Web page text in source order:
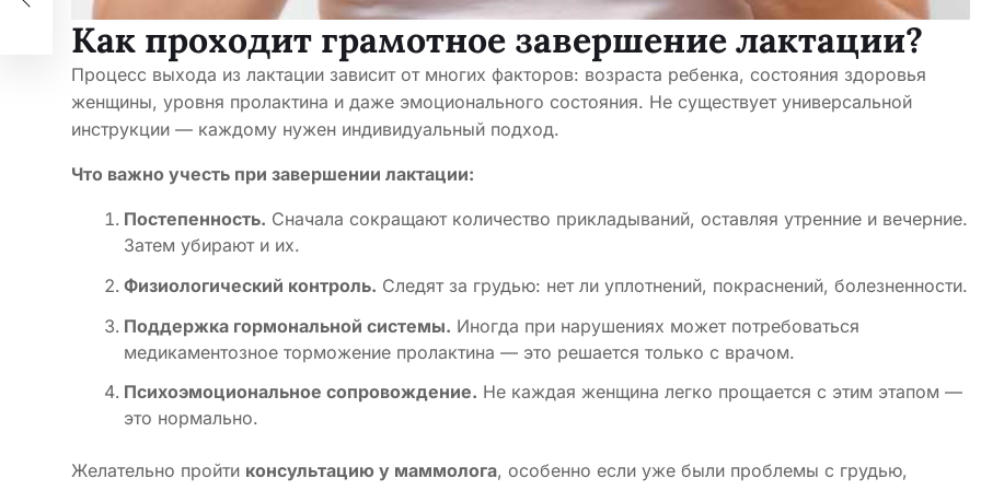
Как проходит грамотное завершение лактации?
Процесс выхода из лактации зависит от многих факторов: возраста ребенка, состояния здоровья
женщины, уровня пролактина и даже эмоционального состояния. Не существует универсальной
инструкции — каждому нужен индивидуальный подход.
Что важно учесть при завершении лактации:
Постепенность. Сначала сокращают количество прикладываний, оставляя утренние и вечерние.
Затем убирают и их.
Физиологический контроль. Следят за грудью: нет ли уплотнений, покраснений, болезненности.
Поддержка гормональной системы. Иногда при нарушениях может потребоваться
медикаментозное торможение пролактина — это решается только с врачом.
Психоэмоциональное сопровождение. Не каждая женщина легко прощается с этим этапом —
это нормально.
Желательно пройти консультацию у маммолога, особенно если уже были проблемы с грудью,